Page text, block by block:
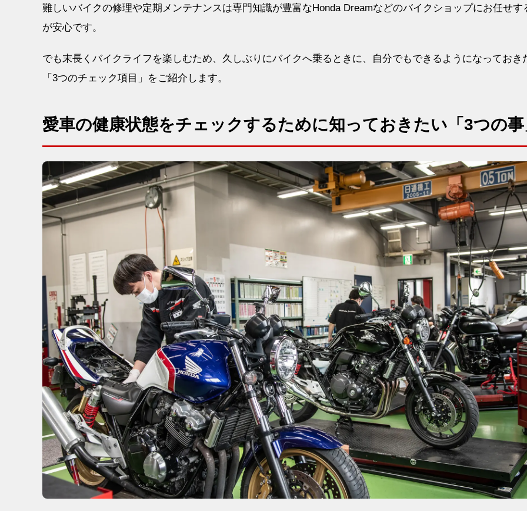
難しいバイクの修理や定期メンテナンスは専門知識が豊富なHonda Dreamなどのバイクショップにお任せす
が安心です。
でも末長くバイクライフを楽しむため、久しぶりにバイクへ乗るときに、自分でもできるようになっておき
「3つのチェック項目」をご紹介します。
愛車の健康状態をチェックするために知っておきたい「3つの